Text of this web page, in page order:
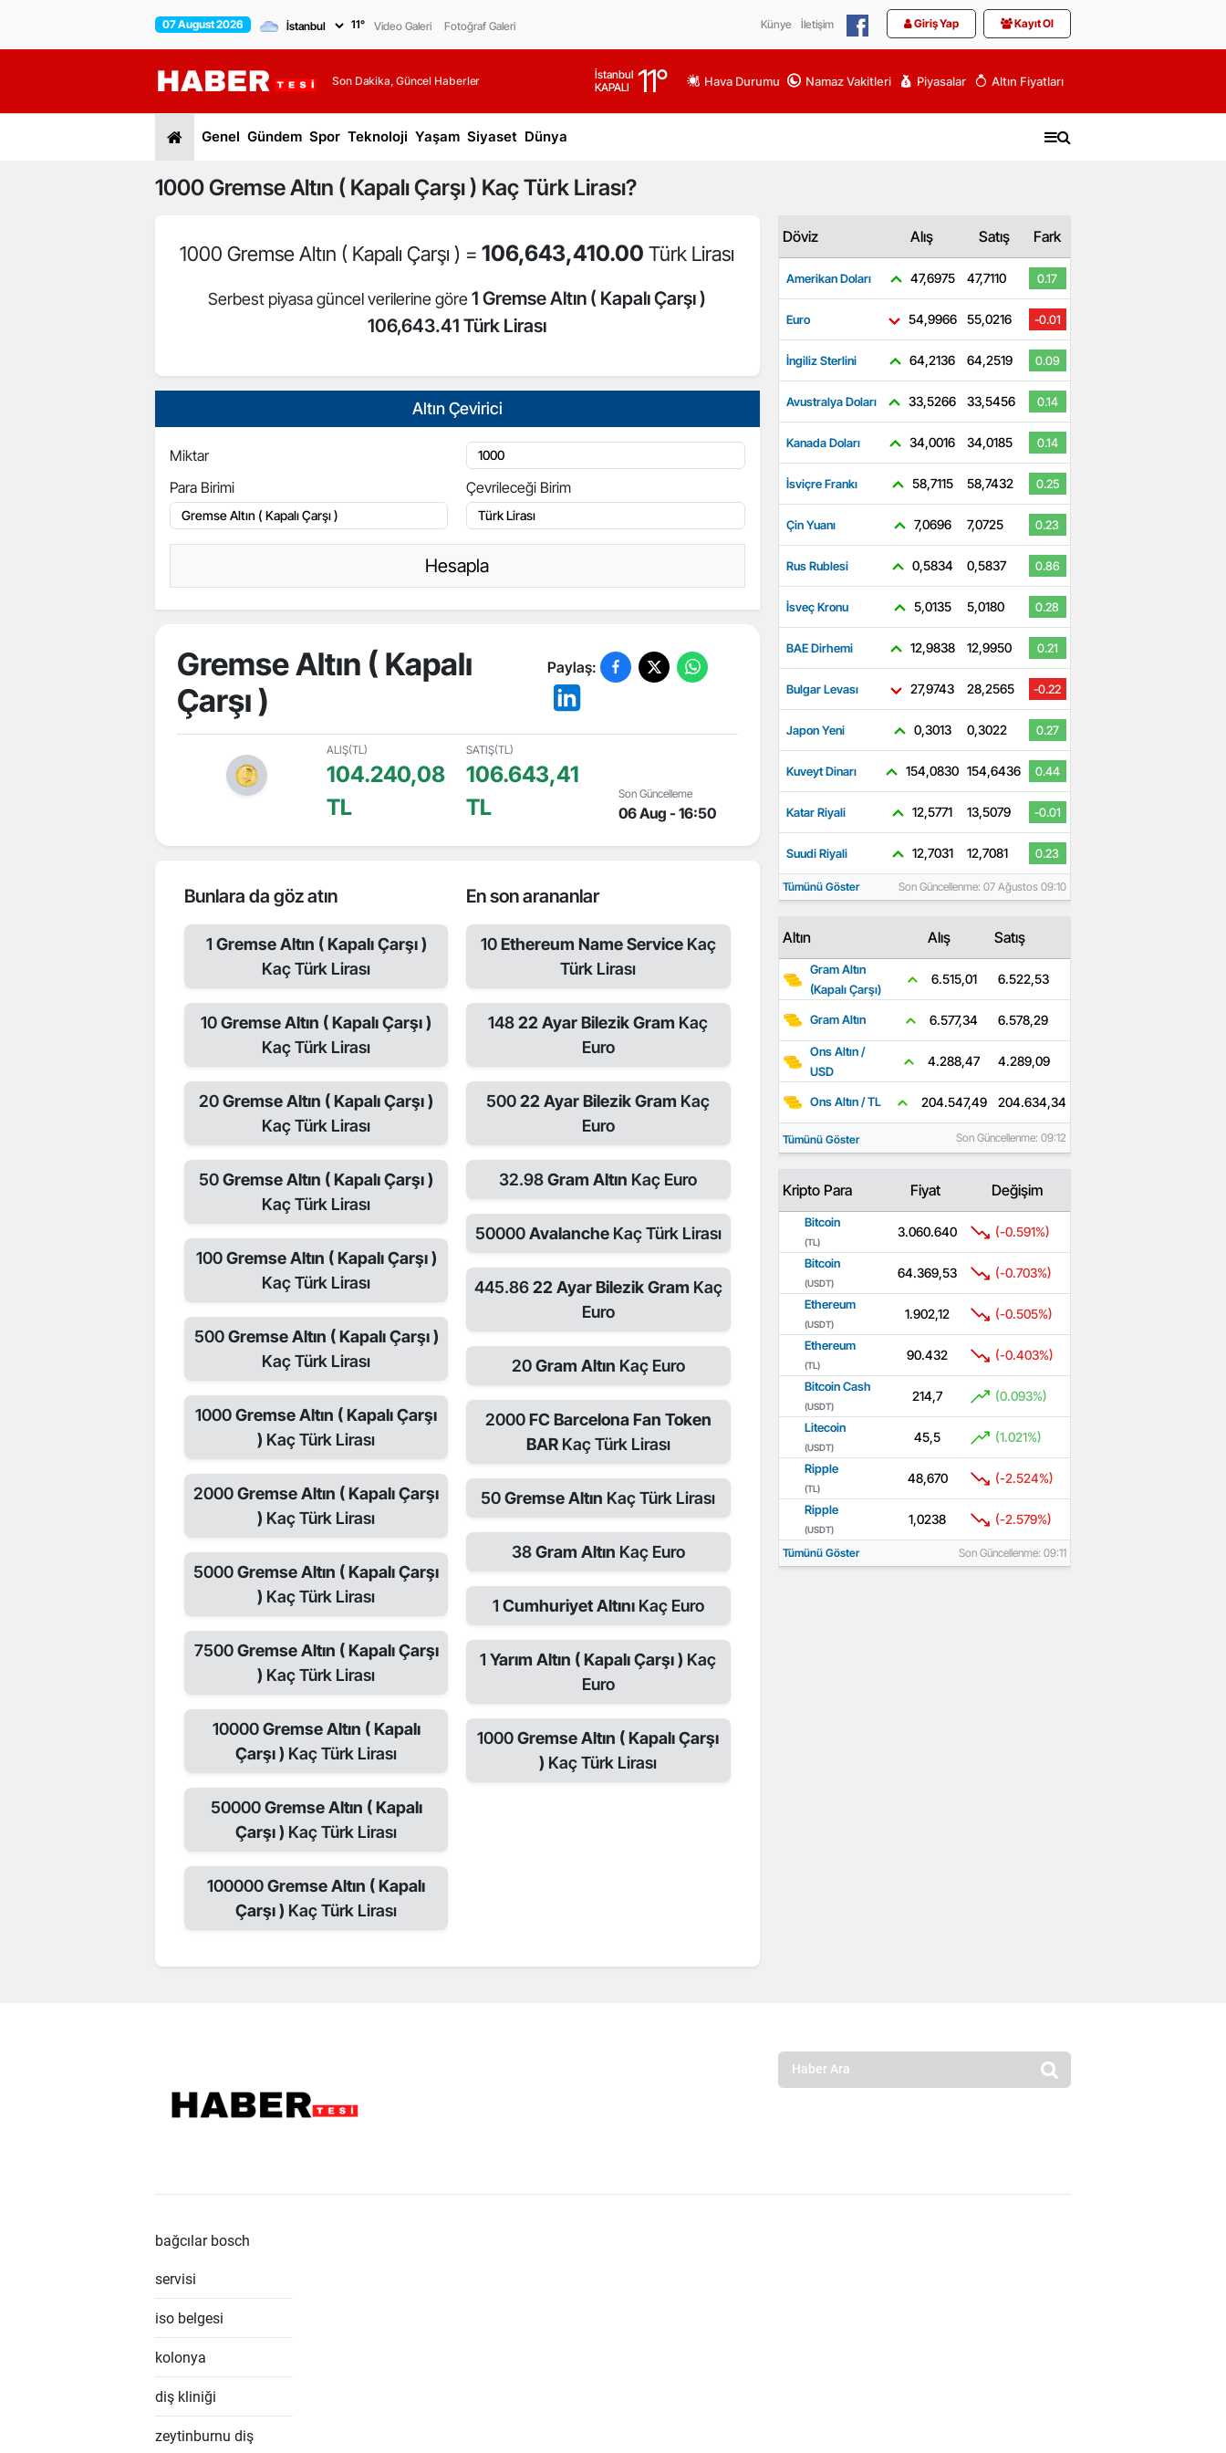
07 August 2026 11° Video Galeri Fotoğraf Galeri Künye İletişim Giriş Yap Kayıt Ol
Son Dakika, Güncel Haberler
İstanbul
KAPALI
11° Hava Durumu Namaz Vakitleri Piyasalar Altın Fiyatları
Genel Gündem Spor Teknoloji Yaşam Siyaset Dünya
1000Gremse Altın ( Kapalı Çarşı ) Kaç Türk Lirası?
1000 Gremse Altın ( Kapalı Çarşı ) =106,643,410.00Türk Lirası
Serbest piyasa güncel verilerine göre1 Gremse Altın ( Kapalı Çarşı )
106,643.41 Türk Lirası
Altın Çevirici
Miktar
Para Birimi
Çevrileceği Birim
Hesapla
Gremse Altın ( Kapalı
Çarşı )
Paylaş:
ALIŞ(TL)
104.240,08
TL
SATIŞ(TL)
106.643,41
TL
Son Güncelleme
06 Aug - 16:50
Bunlara da göz atın
1 Gremse Altın ( Kapalı Çarşı )
Kaç Türk Lirası
10Gremse Altın ( Kapalı Çarşı )
Kaç Türk Lirası
20Gremse Altın ( Kapalı Çarşı )
Kaç Türk Lirası
50Gremse Altın ( Kapalı Çarşı )
Kaç Türk Lirası
100Gremse Altın ( Kapalı Çarşı )
Kaç Türk Lirası
500Gremse Altın ( Kapalı Çarşı )
Kaç Türk Lirası
1000Gremse Altın ( Kapalı Çarşı
) Kaç Türk Lirası
2000Gremse Altın ( Kapalı Çarşı
) Kaç Türk Lirası
5000Gremse Altın ( Kapalı Çarşı
) Kaç Türk Lirası
7500Gremse Altın ( Kapalı Çarşı
) Kaç Türk Lirası
10000Gremse Altın ( Kapalı
Çarşı ) Kaç Türk Lirası
50000Gremse Altın ( Kapalı
Çarşı ) Kaç Türk Lirası
100000Gremse Altın ( Kapalı
Çarşı ) Kaç Türk Lirası
En son arananlar
10Ethereum Name Service Kaç
Türk Lirası
14822 Ayar Bilezik Gram Kaç
Euro
50022 Ayar Bilezik Gram Kaç
Euro
32.98Gram Altın Kaç Euro
50000Avalanche Kaç Türk Lirası
445.8622 Ayar Bilezik Gram Kaç
Euro
20Gram Altın Kaç Euro
2000FC Barcelona Fan Token
BAR Kaç Türk Lirası
50Gremse Altın Kaç Türk Lirası
38Gram Altın Kaç Euro
1 Cumhuriyet AltınıKaç Euro
1Yarım Altın ( Kapalı Çarşı ) Kaç
Euro
1000Gremse Altın ( Kapalı Çarşı
) Kaç Türk Lirası
Döviz Alış Satış Fark
Amerikan Doları 47,6975 47,7110 0.17
Euro 54,9966 55,0216 -0.01
İngiliz Sterlini 64,2136 64,2519 0.09
Avustralya Doları 33,5266 33,5456 0.14
Kanada Doları 34,0016 34,0185 0.14
İsviçre Frankı 58,7115 58,7432 0.25
Çin Yuanı 7,0696 7,0725 0.23
Rus Rublesi 0,5834 0,5837 0.86
İsveç Kronu 5,0135 5,0180 0.28
BAE Dirhemi 12,9838 12,9950 0.21
Bulgar Levası 27,9743 28,2565 -0.22
Japon Yeni 0,3013 0,3022 0.27
Kuveyt Dinarı 154,0830 154,6436 0.44
Katar Riyali 12,5771 13,5079 -0.01
Suudi Riyali 12,7031 12,7081 0.23
Tümünü Göster Son Güncellenme: 07 Ağustos 09:10
Altın Alış Satış
Gram Altın
(Kapalı Çarşı)
6.515,01 6.522,53
Gram Altın 6.577,34 6.578,29
Ons Altın /
USD
4.288,47 4.289,09
Ons Altın / TL 204.547,49 204.634,34
Tümünü Göster Son Güncellenme: 09:12
Kripto Para Fiyat Değişim
Bitcoin
(TL)
3.060.640 (-0.591%)
Bitcoin
(USDT)
64.369,53 (-0.703%)
Ethereum
(USDT)
1.902,12 (-0.505%)
Ethereum
(TL)
90.432 (-0.403%)
Bitcoin Cash
(USDT)
214,7 (0.093%)
Litecoin
(USDT)
45,5 (1.021%)
Ripple
(TL)
48,670 (-2.524%)
Ripple
(USDT)
1,0238 (-2.579%)
Tümünü Göster Son Güncellenme: 09:11
bağcılar bosch
servisi
iso belgesi
kolonya
diş kliniği
zeytinburnu diş